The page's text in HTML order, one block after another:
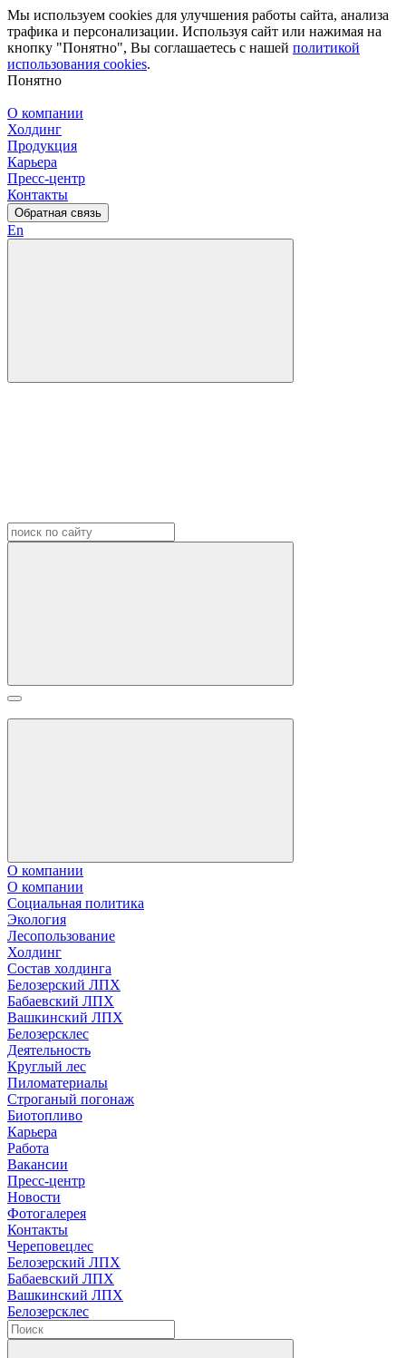
Мы используем cookies для улучшения работы сайта, анализа
трафика и персонализации. Используя сайт или нажимая на
кнопку "Понятно", Вы соглашаетесь с нашей политикой
использования cookies.
Понятно
О компании
Холдинг
Продукция
Карьера
Пресс-центр
Контакты
Обратная связь
En
О компании
О компании
Социальная политика
Экология
Лесопользование
Холдинг
Состав холдинга
Белозерский ЛПХ
Бабаевский ЛПХ
Вашкинский ЛПХ
Белозерсклес
Деятельность
Круглый лес
Пиломатериалы
Строганый погонаж
Биотопливо
Карьера
Работа
Вакансии
Пресс-центр
Новости
Фотогалерея
Контакты
Череповецлес
Белозерский ЛПХ
Бабаевский ЛПХ
Вашкинский ЛПХ
Белозерсклес